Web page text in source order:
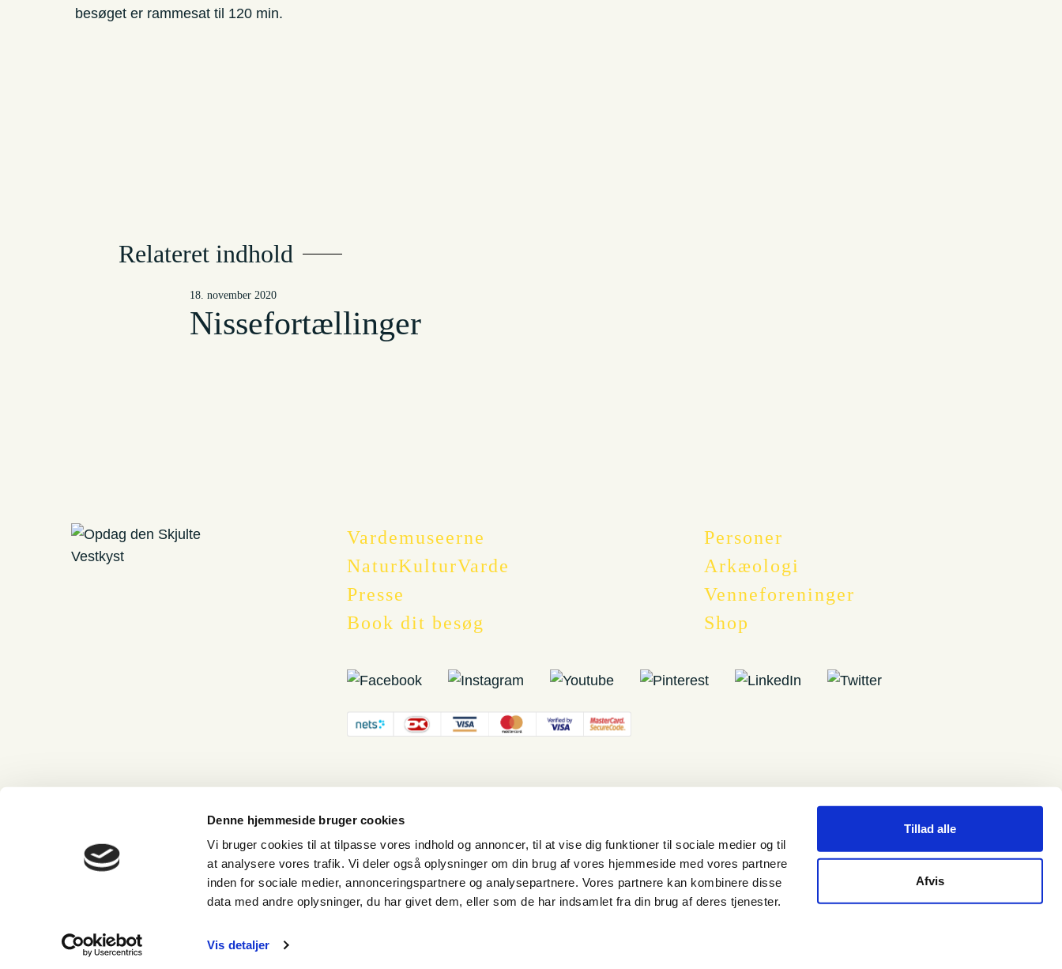
Denne hjemmeside bruger cookies
Vi bruger cookies til at tilpasse vores indhold og annoncer, til at vise dig funktioner til sociale medier og til
at analysere vores trafik. Vi deler også oplysninger om din brug af vores hjemmeside med vores partnere
inden for sociale medier, annonceringspartnere og analysepartnere. Vores partnere kan kombinere disse
data med andre oplysninger, du har givet dem, eller som de har indsamlet fra din brug af deres tjenester.
Vis detaljer
Tillad alle
Afvis
besøget er rammesat til 120 min.
Relateret indhold
18. november 2020
Nissefortællinger
Vardemuseerne
Personer
NaturKulturVarde
Arkæologi
Presse
Venneforeninger
Book dit besøg
Shop
Return to shop